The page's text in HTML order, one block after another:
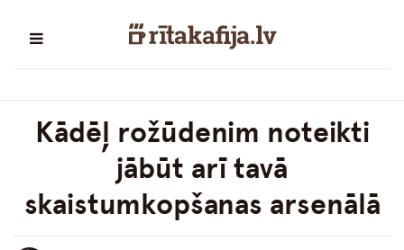
Kādēļ rožūdenim noteikti
jābūt arī tavā
skaistumkopšanas arsenālā